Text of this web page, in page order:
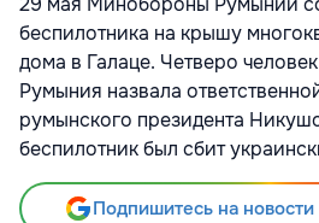
беспилотника на крышу
дома в Галаце. Четверо
Румыния назвала
румынского президента
беспилотник был сбит
Подпишитесь на